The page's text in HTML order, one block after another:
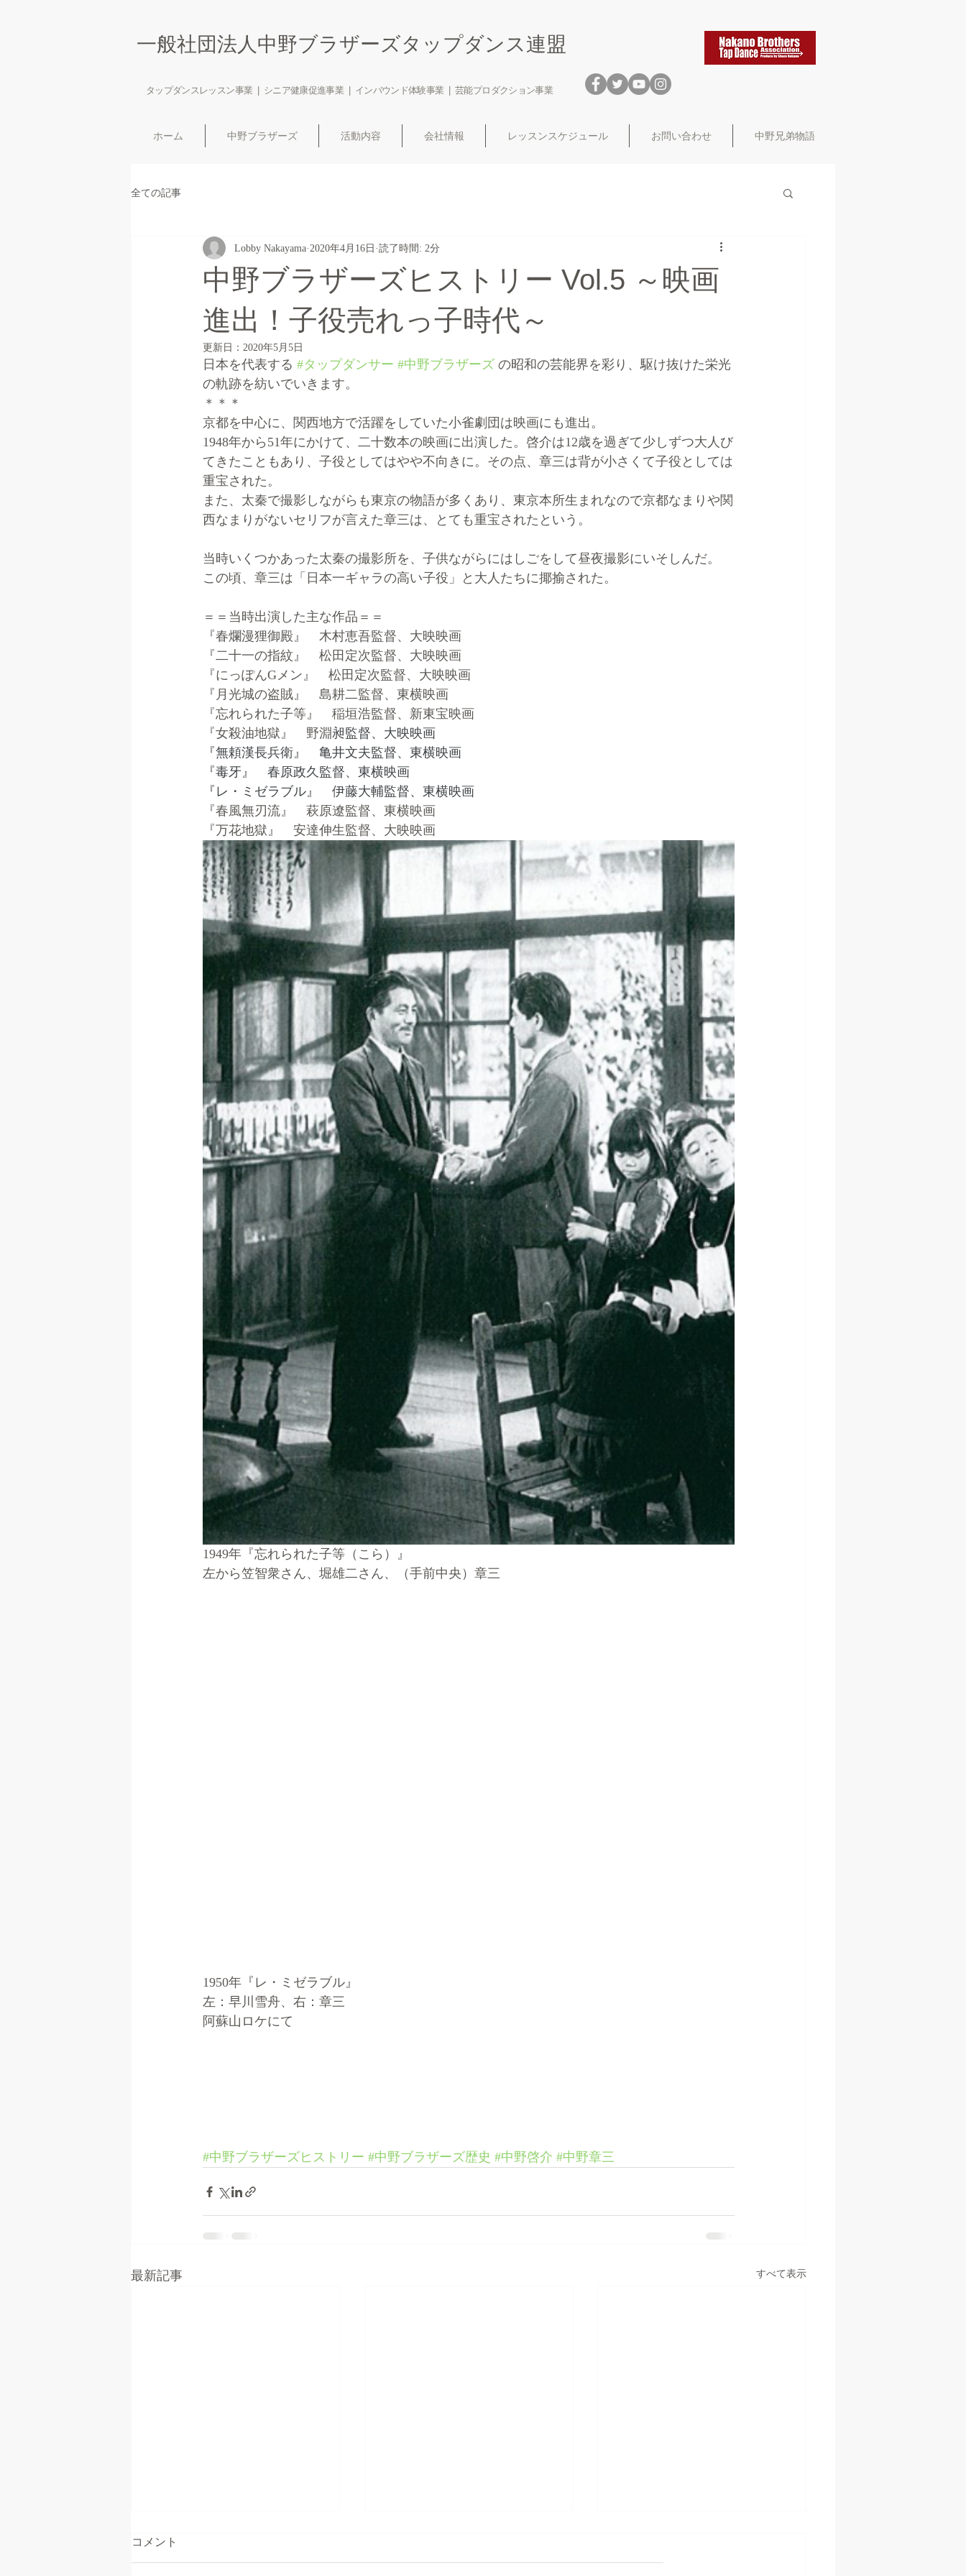
​一般社団法人中野ブラザーズタップダンス連盟
タップダンスレッスン事業 | シニア健康促進事業 | インバウンド体験事業 | 芸能プロダクション事業
ホーム 中野ブラザーズ 活動内容 会社情報 レッスンスケジュール お問い合わせ 中野兄弟物語
全ての記事
中野ブラザーズヒストリー Vol.5 ～映画
進出！子役売れっ子時代～
Lobby Nakayama 2020年4月16日 読了時間: 2分
更新日： 2020年5月5日
日本を代表する #タップダンサー #中野ブラザーズ の昭和の芸能界を彩り、駆け抜けた栄光
の軌跡を紡いでいきます。
＊＊＊
京都を中心に、関西地方で活躍をしていた小雀劇団は映画にも進出。
1948年から51年にかけて、二十数本の映画に出演した。啓介は12歳を過ぎて少しずつ大人び
てきたこともあり、子役としてはやや不向きに。その点、章三は背が小さくて子役としては
重宝された。
また、太秦で撮影しながらも東京の物語が多くあり、東京本所生まれなので京都なまりや関
西なまりがないセリフが言えた章三は、とても重宝されたという。
当時いくつかあった太秦の撮影所を、子供ながらにはしごをして昼夜撮影にいそしんだ。
この頃、章三は「日本一ギャラの高い子役」と大人たちに揶揄された。
＝＝当時出演した主な作品＝＝
『春爛漫狸御殿』　木村恵吾監督、大映映画
『二十一の指紋』　松田定次監督、大映映画
『にっぽんGメン』　松田定次監督、大映映画
『月光城の盗賊』　島耕二監督、東横映画
『忘れられた子等』　稲垣浩監督、新東宝映画
『女殺油地獄』　野淵昶監督、大映映画
『無頼漢長兵衛』　亀井文夫監督、東横映画
『毒牙』　春原政久監督、東横映画
『レ・ミゼラブル』　伊藤大輔監督、東横映画
『春風無刃流』　萩原遼監督、東横映画
『万花地獄』　安達伸生監督、大映映画
1949年『忘れられた子等（こら）』
左から笠智衆さん、堀雄二さん、（手前中央）章三
1950年『レ・ミゼラブル』
左：早川雪舟、右：章三
阿蘇山ロケにて
#中野ブラザーズヒストリー #中野ブラザーズ歴史 #中野啓介 #中野章三
最新記事 すべて表示
コメント